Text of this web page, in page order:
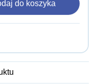
do koszyka